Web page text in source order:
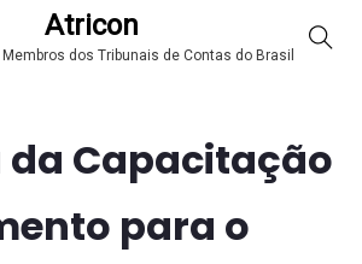
Atricon
dos Tribunais de Contas do Brasil
Capacitação
para o